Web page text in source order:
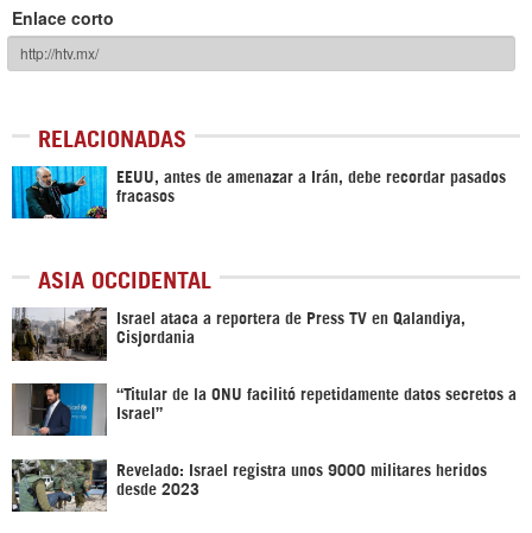
Enlace corto
RELACIONADAS
EEUU, antes de amenazar a Irán, debe recordar pasados
fracasos
ASIA OCCIDENTAL
Israel ataca a reportera de Press TV en Qalandiya,
Cisjordania
“Titular de la ONU facilitó repetidamente datos secretos a
Israel”
Revelado: Israel registra unos 9000 militares heridos
desde 2023